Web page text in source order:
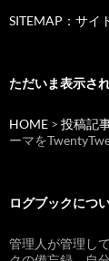
SITEMAP：サイ
ただいま表示さ
HOME > 投稿記
ーマを
ログブックにつ
管理人が管理し